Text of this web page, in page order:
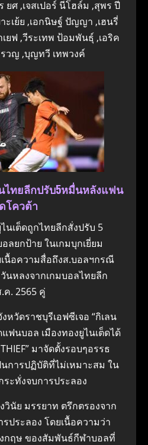
ยศ ,เจสเปอร์ นีโฮล์ม ,สุพร ปี
ะเย้ย ,เอกนิษฐ์ ปัญญา ,เฮนรี่
ยฟ ,วีระเทพ ป้อมพันธุ์ ,เอริค
วญ ,บุญทวี เทพวงค์
ไทยลีกปรับ5หมื่นหลังแฟน
โควต้า
ไนเต็ดถูกไทยลีกสั่งปรับ 5
ยกป้าย ในเกมบุกเยี่ยม
นื้อความสื่อถึงส.บอลฯกรณี
หลงจากเกมบอลไทยลีก
ค. 2565 คู่
หวัดราชบุรีเอฟซีเจอ “กิเลน
แฟนบอล เมืองทองยูไนเต็ดได้
มาจัดตั้งรอบๆอรรธ
นการปฏิบัติที่ไม่เหมาะสม ใน
ระทั่งจบการประลอง
นัย มรรยาท ตรึกตรองจาก
ประลอง โดยเนื้อความว่า
งกฤษ ของสัมพันธ์กีฬาบอลที่